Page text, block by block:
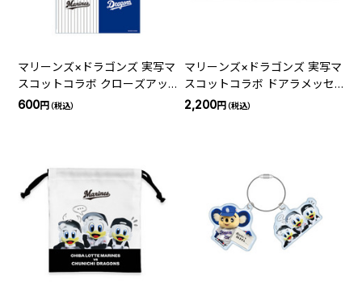
マリーンズ×ドラゴンズ 実写マ
スコットコラボ クローズアッ
プクリアファイル
600円（税込）
マリーンズ×ドラゴンズ 実写マ
スコットコラボ ドアラメッセ
ージフェイスタオル
2,200円（税込）